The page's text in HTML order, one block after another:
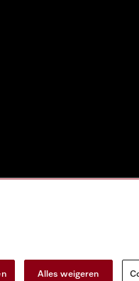
Alles weigeren